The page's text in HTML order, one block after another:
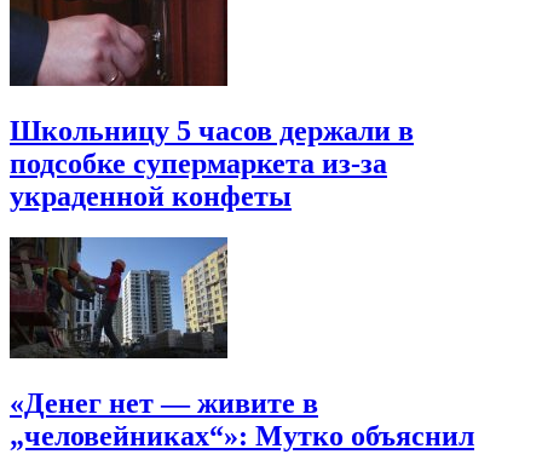
Школьницу 5 часов держали в
подсобке супермаркета из-за
украденной конфеты
«Денег нет — живите в
„человейниках“»: Мутко объяснил